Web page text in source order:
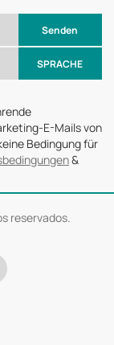
Senden
SPRACHE
E-Mails von
Bedingung für
&
reservados.